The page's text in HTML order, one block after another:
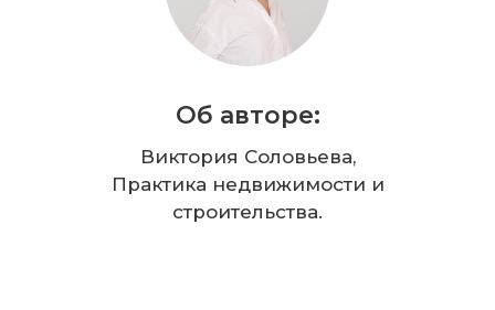
Об авторе:
Виктория Соловьева,
Практика недвижимости и
строительства.